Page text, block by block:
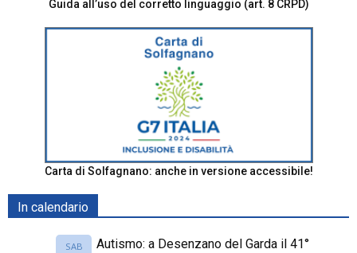
Guida all’uso del corretto linguaggio (art. 8 CRPD)
Carta di Solfagnano: anche in versione accessibile!
In calendario
SAB
Autismo: a Desenzano del Garda il 41°